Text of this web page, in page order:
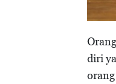
diri